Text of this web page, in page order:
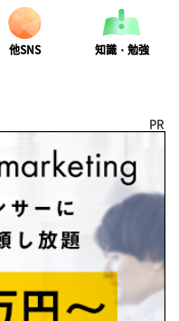
他SNS 知識・勉強
PR